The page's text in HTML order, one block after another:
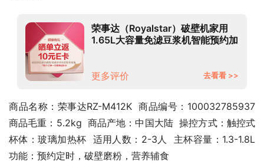
荣事达（Royalstar）破壁机家用
1.65L大容量免滤豆浆机智能预约加
更多评价
去看看 >>
商品名称：荣事达RZ-M412K  商品编号：100032785937
商品毛重：5.2kg  商品产地：中国大陆  操控方式：触控式
杯体：玻璃加热杯  适用人数：2-3人  主杯容量：1.3-1.8L
功能：预约定时，破壁磨粉，营养辅食